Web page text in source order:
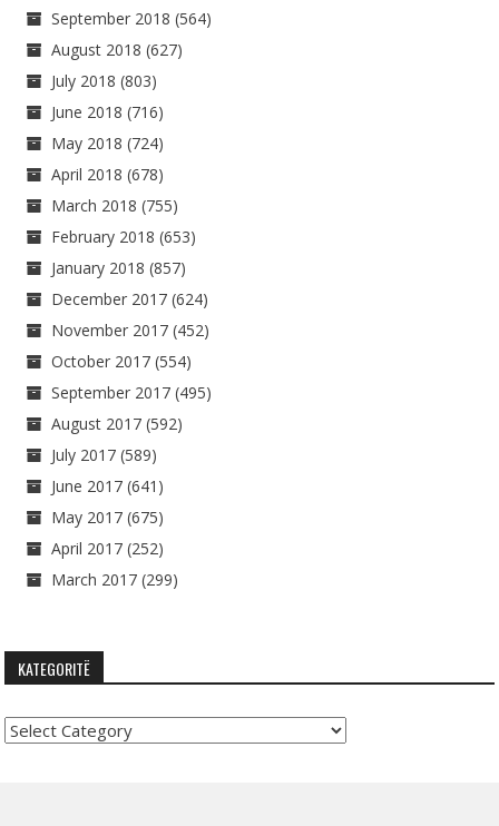
September 2018 (564)
August 2018 (627)
July 2018 (803)
June 2018 (716)
May 2018 (724)
April 2018 (678)
March 2018 (755)
February 2018 (653)
January 2018 (857)
December 2017 (624)
November 2017 (452)
October 2017 (554)
September 2017 (495)
August 2017 (592)
July 2017 (589)
June 2017 (641)
May 2017 (675)
April 2017 (252)
March 2017 (299)
KATEGORITË
Kategoritë